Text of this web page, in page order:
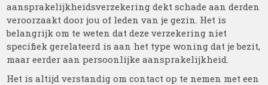
aansprakelijkheidsverzekering dekt schade aan derden
veroorzaakt door jou of leden van je gezin. Het is
belangrijk om te weten dat deze verzekering niet
specifiek gerelateerd is aan het type woning dat je bezit,
maar eerder aan persoonlijke aansprakelijkheid.
Het is altijd verstandig om contact op te nemen met een